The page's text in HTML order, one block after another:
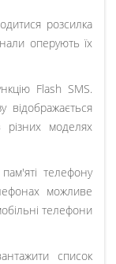
розсилка
оперують їх
Flash SMS.
відображається
моделях
телефону
можливе
телефони
список